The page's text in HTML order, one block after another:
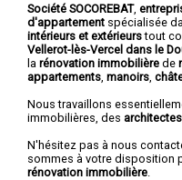
Société SOCOREBAT,
d'appartement spécialisée
intérieurs et extérieurstout
Vellerot-lès-Vercel dans le
la rénovation immobilière de
appartements manoirs
Nous travaillons
immobilières, des architectes
N'hésitez pas à nous
sommes à votre disposition
rénovation immobilière